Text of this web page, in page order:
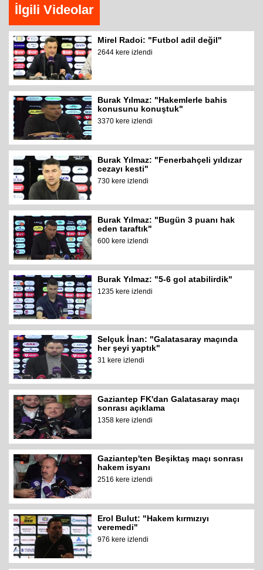
İlgili Videolar
Mirel Radoi: "Futbol adil değil"
2644 kere izlendi
Burak Yılmaz: "Hakemlerle bahis
konusunu konuştuk"
3370 kere izlendi
Burak Yılmaz: "Fenerbahçeli yıldızar
cezayı kesti"
730 kere izlendi
Burak Yılmaz: "Bugün 3 puanı hak
eden taraftık"
600 kere izlendi
Burak Yılmaz: "5-6 gol atabilirdik"
1235 kere izlendi
Selçuk İnan: "Galatasaray maçında
her şeyi yaptık"
31 kere izlendi
Gaziantep FK'dan Galatasaray maçı
sonrası açıklama
1358 kere izlendi
Gaziantep'ten Beşiktaş maçı sonrası
hakem isyanı
2516 kere izlendi
Erol Bulut: "Hakem kırmızıyı
veremedi"
976 kere izlendi